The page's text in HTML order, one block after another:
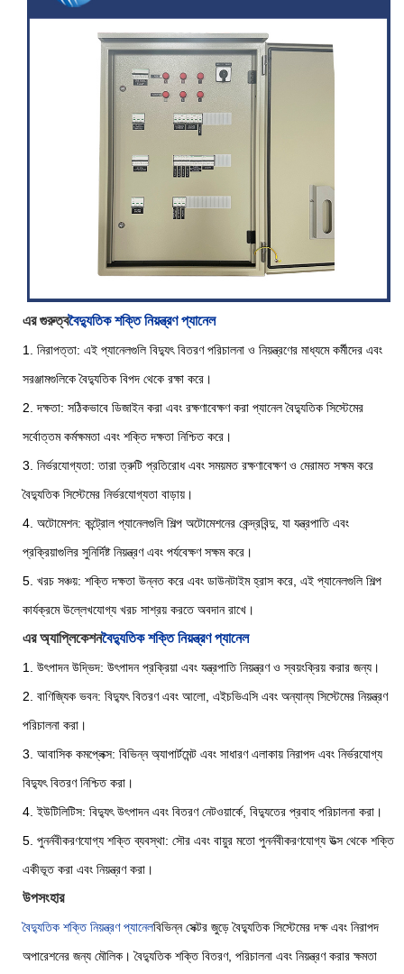
এর গুরুত্ববৈদ্যুতিক শক্তি নিয়ন্ত্রণ প্যানেল
1. নিরাপত্তা: এই প্যানেলগুলি বিদ্যুৎ বিতরণ পরিচালনা ও নিয়ন্ত্রণের মাধ্যমে কর্মীদের এবং
সরঞ্জামগুলিকে বৈদ্যুতিক বিপদ থেকে রক্ষা করে।
2. দক্ষতা: সঠিকভাবে ডিজাইন করা এবং রক্ষণাবেক্ষণ করা প্যানেল বৈদ্যুতিক সিস্টেমের
সর্বোত্তম কর্মক্ষমতা এবং শক্তি দক্ষতা নিশ্চিত করে।
3. নির্ভরযোগ্যতা: তারা ত্রুটি প্রতিরোধ এবং সময়মত রক্ষণাবেক্ষণ ও মেরামত সক্ষম করে
বৈদ্যুতিক সিস্টেমের নির্ভরযোগ্যতা বাড়ায়।
4. অটোমেশন: কন্ট্রোল প্যানেলগুলি শিল্প অটোমেশনের কেন্দ্রবিন্দু, যা যন্ত্রপাতি এবং
প্রক্রিয়াগুলির সুনির্দিষ্ট নিয়ন্ত্রণ এবং পর্যবেক্ষণ সক্ষম করে।
5. খরচ সঞ্চয়: শক্তি দক্ষতা উন্নত করে এবং ডাউনটাইম হ্রাস করে, এই প্যানেলগুলি শিল্প
কার্যক্রমে উল্লেখযোগ্য খরচ সাশ্রয় করতে অবদান রাখে।
এর অ্যাপ্লিকেশনবৈদ্যুতিক শক্তি নিয়ন্ত্রণ প্যানেল
1. উৎপাদন উদ্ভিদ: উৎপাদন প্রক্রিয়া এবং যন্ত্রপাতি নিয়ন্ত্রণ ও স্বয়ংক্রিয় করার জন্য।
2. বাণিজ্যিক ভবন: বিদ্যুৎ বিতরণ এবং আলো, এইচভিএসি এবং অন্যান্য সিস্টেমের নিয়ন্ত্রণ
পরিচালনা করা।
3. আবাসিক কমপ্লেক্স: বিভিন্ন অ্যাপার্টমেন্ট এবং সাধারণ এলাকায় নিরাপদ এবং নির্ভরযোগ্য
বিদ্যুৎ বিতরণ নিশ্চিত করা।
4. ইউটিলিটিস: বিদ্যুৎ উৎপাদন এবং বিতরণ নেটওয়ার্কে, বিদ্যুতের প্রবাহ পরিচালনা করা।
5. পুনর্নবীকরণযোগ্য শক্তি ব্যবস্থা: সৌর এবং বায়ুর মতো পুনর্নবীকরণযোগ্য উত্স থেকে শক্তি
একীভূত করা এবং নিয়ন্ত্রণ করা।
উপসংহার
বৈদ্যুতিক শক্তি নিয়ন্ত্রণ প্যানেলবিভিন্ন সেক্টর জুড়ে বৈদ্যুতিক সিস্টেমের দক্ষ এবং নিরাপদ
অপারেশনের জন্য মৌলিক। বৈদ্যুতিক শক্তি বিতরণ, পরিচালনা এবং নিয়ন্ত্রণ করার ক্ষমতা